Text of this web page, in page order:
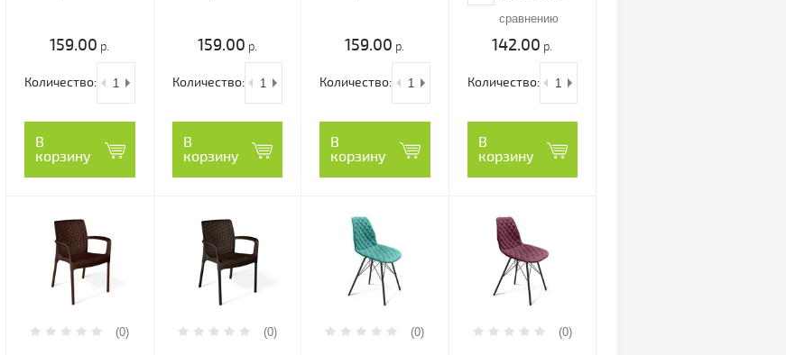
159.00 р.
Количество:
В
корзину
159.00 р.
Количество:
В
корзину
159.00 р.
Количество:
В
корзину
сравнению
142.00 р.
Количество:
В
корзину
(0) (0) (0) (0)